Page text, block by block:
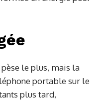
le plus, mais la
portable sur le
plus tard,